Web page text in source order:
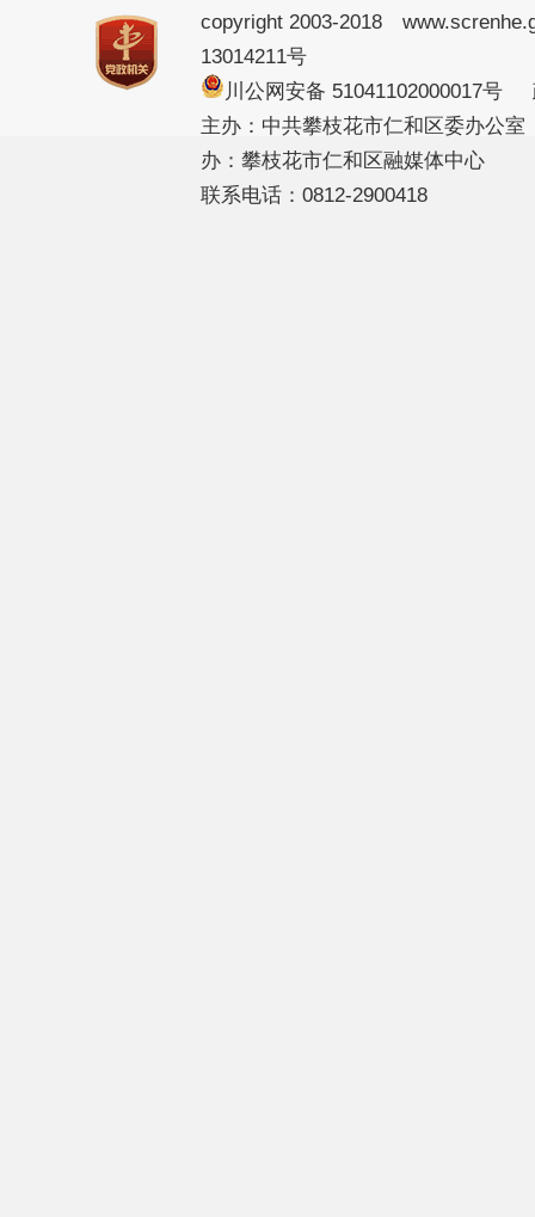
copyright 2003-2018
13014211号
川公网安备 51041102000017
主办：中共攀枝花市仁和区委办公
办：攀枝花市仁和区融媒体中心
联系电话：0812-2900418